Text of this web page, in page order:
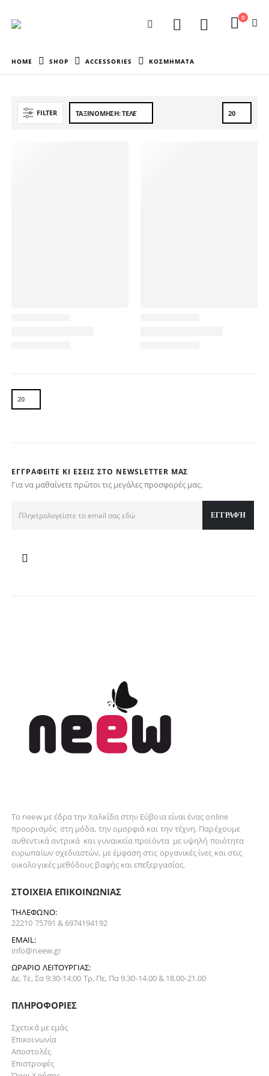
0
HOME SHOP ACCESSORIES ΚΟΣΜΗΜΑΤΑ
FILTER
ΕΓΓΡΑΦΕΊΤΕ ΚΙ ΕΣΕΊΣ ΣΤΟ NEWSLETTER ΜΑΣ
Για να μαθαίνετε πρώτοι τις μεγάλες προσφορές μας.
Το neew με έδρα την Xαλκίδα στην Εύβοια είναι ένας online
προορισμός στη μόδα, τηνομορφιά και τηντέχνη. Παρέχουμε
αυθεντικάαντρικά καιγυναικείαπροϊόντα με υψηλή ποιότητα
ευρωπαίων σχεδιαστών, με έμφαση στις οργανικές ίνες και στις
οικολογικές μεθόδους βαφής και επεξεργασίας.
ΣΤΟΙΧΕΊΑ ΕΠΙΚΟΙΝΩΝΊΑΣ
ΤΗΛΈΦΩΝΟ:
22210 75791 & 6974194192
EMAIL:
info@neew.gr
ΩΡΆΡΙΟ ΛΕΙΤΟΥΡΓΊΑΣ:
Δε, Τε, Σα 9:30-14:00 Τρ, Πε, Πα 9.30-14.00 & 18.00-21.00
ΠΛΗΡΟΦΟΡΊΕΣ
Σχετικά με εμάς
Επικοινωνία
Αποστολές
Επιστροφές